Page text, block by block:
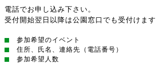
電話でお申し込み下さい。
受付開始翌日以降は公園窓口でも受付けます
参加希望のイベント
住所、氏名、連絡先（電話番号）
参加希望人数